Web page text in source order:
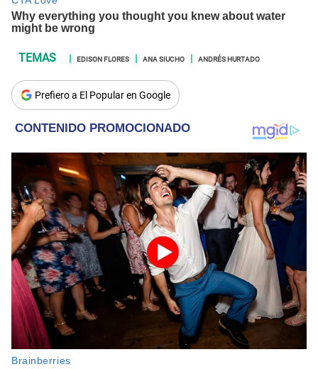
EDISON FLORES ANA SIUCHO ANDRÉS HURTADO
Prefiero a El Popular en Google